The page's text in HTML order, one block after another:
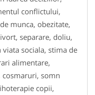
conflictului,
munca, obezitate,
separare, doliu,
sociala, stima de
alimentare,
somn
copii,